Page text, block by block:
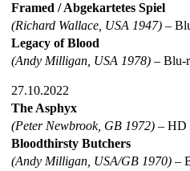
Framed / Abgekartetes Spiel
(Richard Wallace, USA 1947) –
Legacy of Blood
(Andy Milligan, USA 1978) – Blu-
27.10.2022
The Asphyx
(Peter Newbrook, GB 1972) – HD
Bloodthirsty Butchers
(Andy Milligan, USA/GB 1970) –